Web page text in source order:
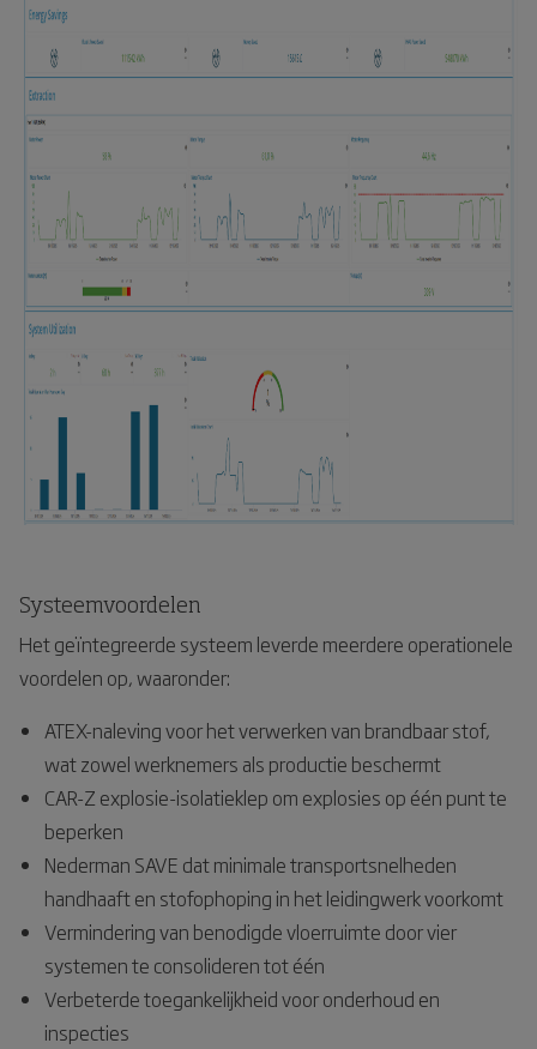
Systeemvoordelen
Het geïntegreerde systeem leverde meerdere operationele
voordelen op, waaronder:
ATEX-naleving voor het verwerken van brandbaar stof,
wat zowel werknemers als productie beschermt
CAR-Z explosie-isolatieklep om explosies op één punt te
beperken
Nederman SAVE dat minimale transportsnelheden
handhaaft en stofophoping in het leidingwerk voorkomt
Vermindering van benodigde vloerruimte door vier
systemen te consolideren tot één
Verbeterde toegankelijkheid voor onderhoud en
inspecties